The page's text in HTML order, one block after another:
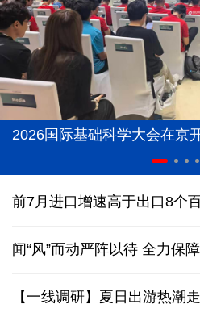
2026国际基础科学大会在京
前7月进口增速高于出口8个
闻“风”而动严阵以待 全力保
【一线调研】夏日出游热潮